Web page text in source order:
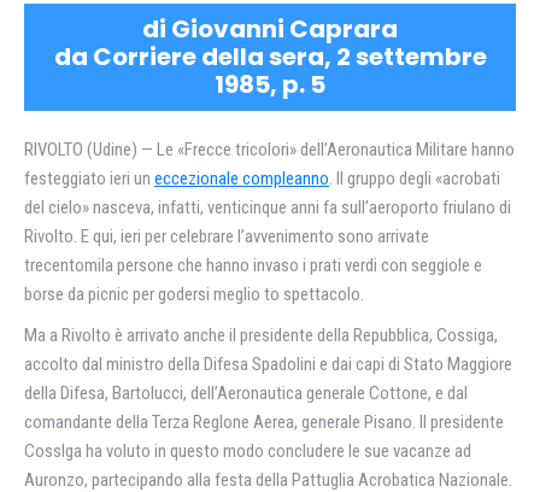
di Giovanni Caprara
da Corriere della sera, 2 settembre
1985, p. 5
RIVOLTO (Udine) — Le «Frecce tricolori» dell’Aeronautica Militare hanno
festeggiato ieri un eccezionale compleanno. Il gruppo degli «acrobati
del cielo» nasceva, infatti, venticinque anni fa sull’aeroporto friulano di
Rivolto. E qui, ieri per celebrare l’avvenimento sono arrivate
trecentomila persone che hanno invaso i prati verdi con seggiole e
borse da picnic per godersi meglio to spettacolo.
Ma a Rivolto è arrivato anche il presidente della Repubblica, Cossiga,
accolto dal ministro della Difesa Spadolini e dai capi di Stato Maggiore
della Difesa, Bartolucci, dell’Aeronautica generale Cottone, e dal
comandante della Terza Reglone Aerea, generale Pisano. II presidente
Cosslga ha voluto in questo modo concludere le sue vacanze ad
Auronzo, partecipando alla festa della Pattuglia Acrobatica Nazionale.